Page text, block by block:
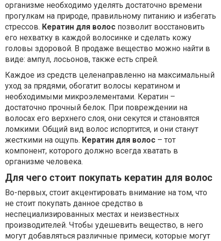
организме необходимо уделять достаточно времени
прогулкам на природе, правильному питанию и избегать
стрессов. Кератин для волос позволит восстановить
его нехватку в каждой волосинке и сделать кожу
головы здоровой. В продаже вещество можно найти в
виде: ампул, лосьонов, также есть спрей.
Каждое из средств целенаправленно на максимальный
уход за прядями, обогатит волосы кератином и
необходимыми микроэлементами. Кератин –
достаточно прочный белок. При повреждении на
волосах его верхнего слоя, они секутся и становятся
ломкими. Общий вид волос испортится, и они станут
жесткими на ощупь. Кератин для волос – тот
компонент, которого должно всегда хватать в
организме человека.
Для чего стоит покупать кератин для волос
Во-первых, стоит акцентировать внимание на том, что
не стоит покупать данное средство в
неспециализированных местах и неизвестных
производителей. Чтобы удешевить вещество, в него
могут добавляться различные примеси, которые могут